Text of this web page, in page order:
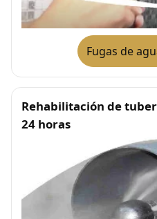
Fugas de
Rehabilitación de
24 horas